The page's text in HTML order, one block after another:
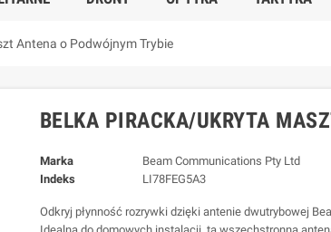
Antena o Podwójnym Trybie
BELKA PIRACKA/UKRYTA
Marka
Beam Communications Pty Ltd
Indeks
LI78FEG5A3
Odkryj płynność rozrywki dzięki antenie dwutrybowej